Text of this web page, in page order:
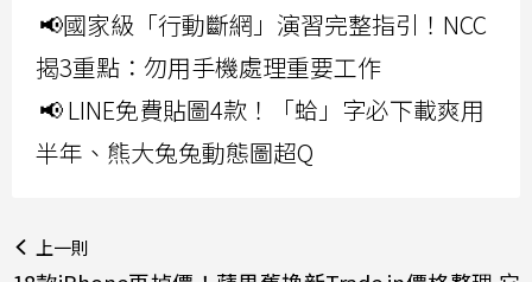
📢國家級「行動斷網」演習完整指引！NCC
揭3重點：勿用手機處理重要工作
📢 LINE免費貼圖4款！「蛤」字必下載爽用
半年、熊大兔兔動態圖超Q
上一則